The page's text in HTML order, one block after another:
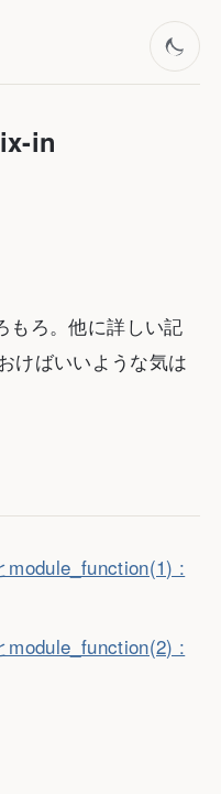
in
もろ。他に詳しい記
けばいいような気は
module_function(1) :
module_function(2) :